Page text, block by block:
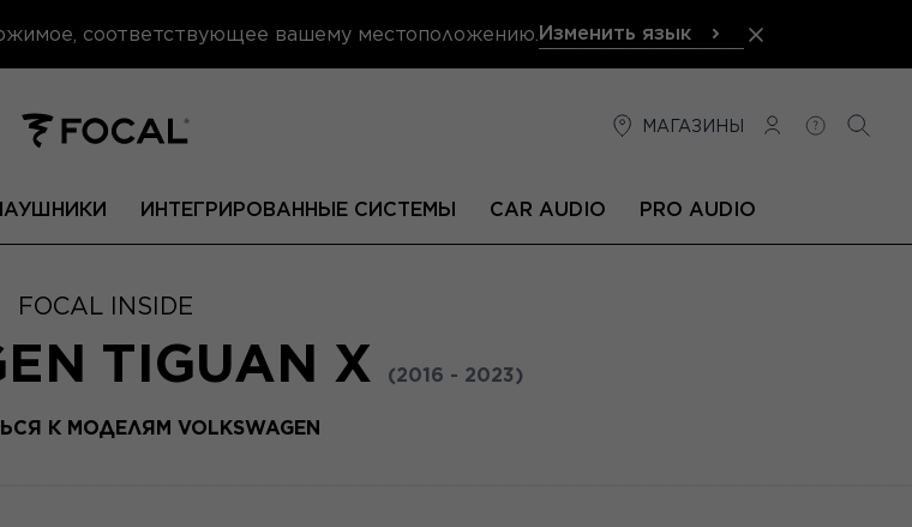
соответствующее вашему местоположению. Изменить язык
МАГАЗИНЫ
СОЕДИНЕНИЕ
ПОМОЩЬ
ИНТЕГРИРОВАННЫЕ СИСТЕМЫ CAR AUDIO PRO AUDIO
FOCAL INSIDE
TIGUAN X (2016 - 2023)
К МОДЕЛЯМ VOLKSWAGEN